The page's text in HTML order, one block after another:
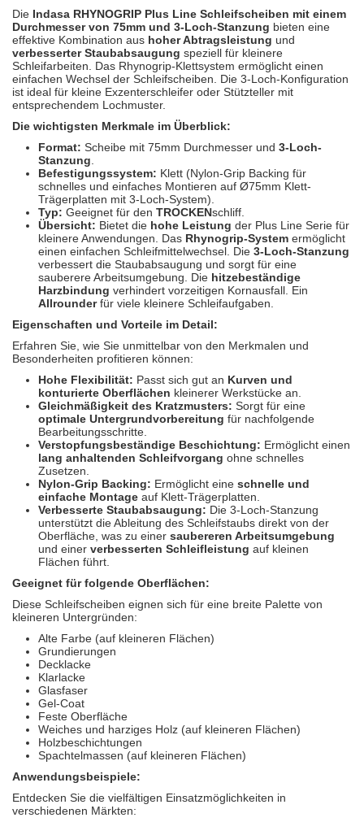
(3)
Proma
(21)
Sia
(3)
Spectral
StarChem
(1)
Sundstrom
(4)
Troton
(2)
Wibeco
(1)
ZVG
Die Indasa RHYNOGRIP Plus Line Schleifscheiben mit einem
Durchmesser von 75mm und 3-Loch-Stanzung bieten eine
effektive Kombination aus hoher Abtragsleistung und
verbesserter Staubabsaugung speziell für kleinere
Schleifarbeiten. Das Rhynogrip-Klettsystem ermöglicht einen
einfachen Wechsel der Schleifscheiben. Die 3-Loch-Konfiguration
ist ideal für kleine Exzenterschleifer oder Stützteller mit
entsprechendem Lochmuster.
Die wichtigsten Merkmale im Überblick:
Format: Scheibe mit 75mm Durchmesser und 3-Loch-
Stanzung
Befestigungssystem: Klett (Nylon-Grip Backing für
schnelles und einfaches Montieren auf Ø75mm Klett-
Trägerplatten mit 3-Loch-System).
Typ: Geeignet für den TROCKENschliff.
Übersicht: Bietet die hohe Leistung der Plus Line Serie für
kleinere Anwendungen. Das Rhynogrip-System ermöglicht
einen einfachen Schleifmittelwechsel. Die 3-Loch-Stanzung
verbessert die Staubabsaugung und sorgt für eine
sauberere Arbeitsumgebung. Die hitzebeständige
Harzbindung verhindert vorzeitigen Kornausfall. Ein
Allrounderfür viele kleinere Schleifaufgaben.
Eigenschaften und Vorteile im Detail:
Erfahren Sie, wie Sie unmittelbar von den Merkmalen und
Besonderheiten profitieren können:
Hohe Flexibilität: Passt sich gut an Kurven und
konturierte Oberflächen kleinerer Werkstücke an.
Gleichmäßigkeit des Kratzmusters: Sorgt für eine
optimale Untergrundvorbereitung für nachfolgende
Bearbeitungsschritte.
Verstopfungsbeständige Beschichtung: Ermöglicht einen
lang anhaltenden Schleifvorgang ohne schnelles
Zusetzen.
Nylon-Grip Backing: Ermöglicht eine schnelle und
einfache Montage auf Klett-Trägerplatten.
Verbesserte Staubabsaugung: Die 3-Loch-Stanzung
unterstützt die Ableitung des Schleifstaubs direkt von der
Oberfläche, was zu einer saubereren Arbeitsumgebung
und einer verbesserten Schleifleistung auf kleinen
Flächen führt.
Geeignet für folgende Oberflächen:
Diese Schleifscheiben eignen sich für eine breite Palette von
kleineren Untergründen:
Alte Farbe (auf kleineren Flächen)
Grundierungen
Decklacke
Klarlacke
Glasfaser
Gel-Coat
Feste Oberfläche
Weiches und harziges Holz (auf kleineren Flächen)
Holzbeschichtungen
Spachtelmassen (auf kleineren Flächen)
Anwendungsbeispiele:
Entdecken Sie die vielfältigen Einsatzmöglichkeiten in
verschiedenen Märkten: